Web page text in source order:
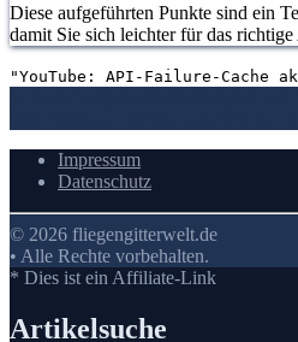
Diese aufgeführten Punkte sind ein
damit Sie sich leichter für das
"YouTube: API-Failure-Cache
Impressum
Datenschutz
© 2026 fliegengitterwelt.de
• Alle Rechte vorbehalten.
* Dies ist ein Affiliate-Link
Artikelsuche